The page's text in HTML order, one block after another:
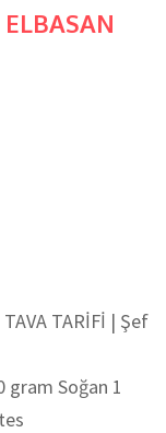
TARİFİ | Şef
gram Soğan 1